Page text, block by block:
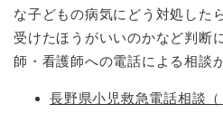
な子どもの病気にどう対処した
受けたほうがいいのかなど判断
師・看護師への電話による相談
長野県小児救急電話相談（